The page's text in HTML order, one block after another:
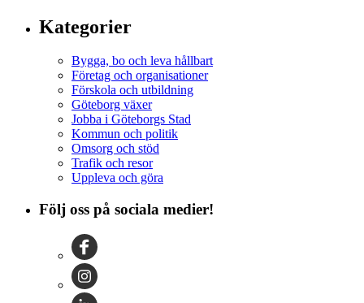
Kategorier
Bygga, bo och leva hållbart
Företag och organisationer
Förskola och utbildning
Göteborg växer
Jobba i Göteborgs Stad
Kommun och politik
Omsorg och stöd
Trafik och resor
Uppleva och göra
Följ oss på sociala medier!